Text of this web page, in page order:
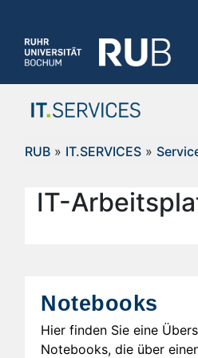
RUB » IT.SERVICES »
IT-
Notebooks
Hier finden Sie eine
Notebooks, die über